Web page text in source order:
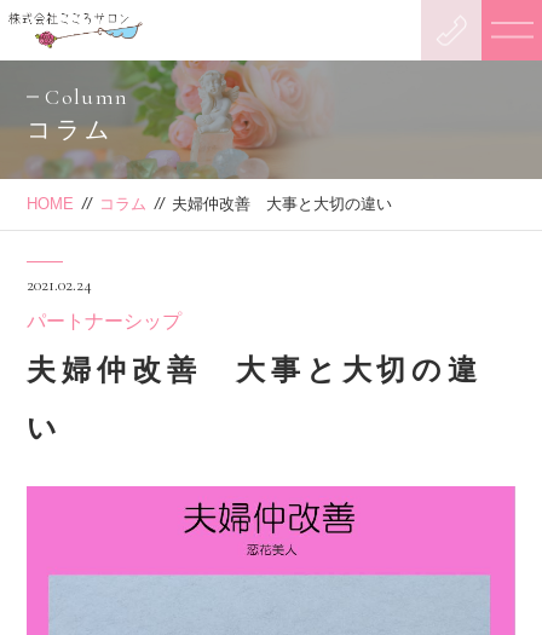
Column
コラム
HOME // コラム // 夫婦仲改善 大事と大切の違い
2021.02.24
パートナーシップ
夫婦仲改善 大事と大切の違
い